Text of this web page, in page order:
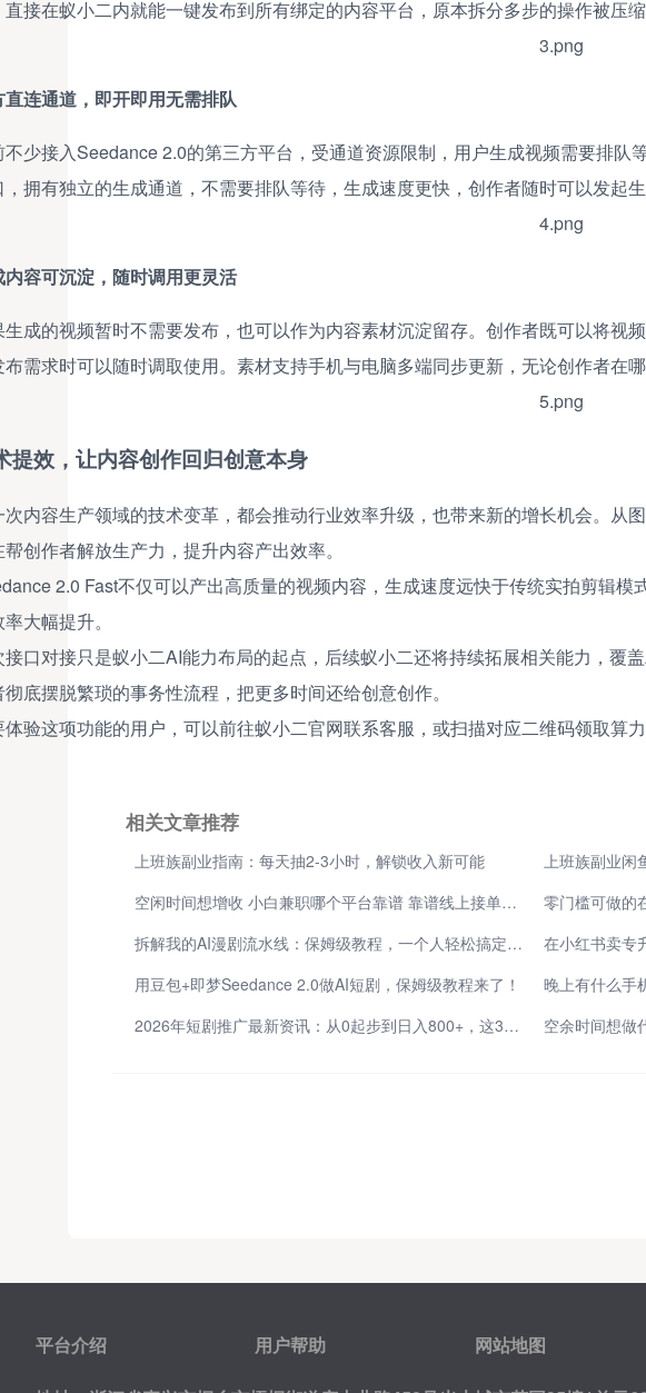
接在蚁小二内就能一键发布到所有绑定的内容平台，原本拆分多步的操作被压
直连通道，即开即用无需排队
不少接入Seedance 2.0的第三方平台，受通道资源限制，用户生成视频需要排
拥有独立的生成通道，不需要排队等待，生成速度更快，创作者随时可以发起
内容可沉淀，随时调用更灵活
生成的视频暂时不需要发布，也可以作为内容素材沉淀留存。创作者既可以将视
需求时可以随时调取使用。素材支持手机与电脑多端同步更新，无论创作者在
提效，让内容创作回归创意本身
次内容生产领域的技术变革，都会推动行业效率升级，也带来新的增长机会。从
创作者解放生产力，提升内容产出效率。
2.0 Fast不仅可以产出高质量的视频内容，生成速度远快于传统实拍剪辑
大幅提升。
接口对接只是蚁小二AI能力布局的起点，后续蚁小二还将持续拓展相关能力，覆
底摆脱繁琐的事务性流程，把更多时间还给创意创作。
体验这项功能的用户，可以前往蚁小二官网联系客服，或扫描对应二维码领取算
相关文章推荐
上班族副业指南：每天抽2-3小时，解锁收入新可能
上班族副业
空闲时间想增收 小白兼职哪个平台靠谱 靠谱线上接单渠道盘点
拆解我的AI漫剧流水线：保姆级教程，一个人轻松搞定日更！
在小红书卖专
用豆包+即梦Seedance 2.0做AI短剧，保姆级教程来了！
晚上有什么手
2026年短剧推广最新资讯：从0起步到日入800+，这3个免费授权渠道才是普通人的破局点
平台介绍 用户帮助 网站地图